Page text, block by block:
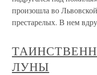
произошла во
престарелых. В нем
ЛУНЫ